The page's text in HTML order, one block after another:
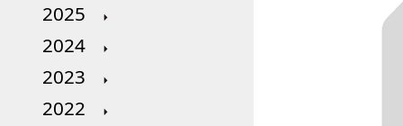
2025
2024
2023
2022